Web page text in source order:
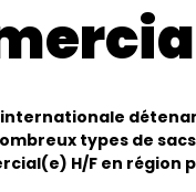
internationale
types de
H/F en région